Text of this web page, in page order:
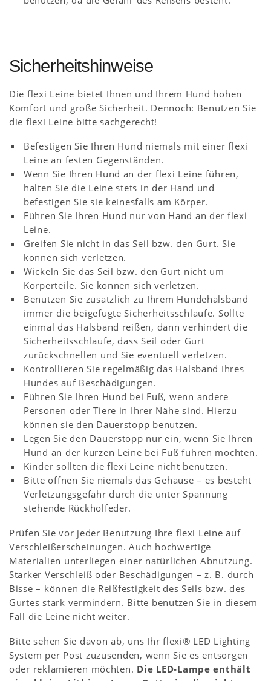
Sicherheitshinweise
Die flexi Leine bietet Ihnen und Ihrem Hund hohen
Komfort und große Sicherheit. Dennoch: Benutzen Sie
die flexi Leine bitte sachgerecht!
Befestigen Sie Ihren Hund niemals mit einer flexi
Leine an festen Gegenständen.
Wenn Sie Ihren Hund an der flexi Leine führen,
halten Sie die Leine stets in der Hand und
befestigen Sie sie keinesfalls am Körper.
Führen Sie Ihren Hund nur von Hand an der flexi
Leine.
Greifen Sie nicht in das Seil bzw. den Gurt. Sie
können sich verletzen.
Wickeln Sie das Seil bzw. den Gurt nicht um
Körperteile. Sie können sich verletzen.
Benutzen Sie zusätzlich zu Ihrem Hundehalsband
immer die beigefügte Sicherheitsschlaufe. Sollte
einmal das Halsband reißen, dann verhindert die
Sicherheitsschlaufe, dass Seil oder Gurt
zurückschnellen und Sie eventuell verletzen.
Kontrollieren Sie regelmäßig das Halsband Ihres
Hundes auf Beschädigungen.
Führen Sie Ihren Hund bei Fuß, wenn andere
Personen oder Tiere in Ihrer Nähe sind. Hierzu
können sie den Dauerstopp benutzen.
Legen Sie den Dauerstopp nur ein, wenn Sie Ihren
Hund an der kurzen Leine bei Fuß führen möchten.
Kinder sollten die flexi Leine nicht benutzen.
Bitte öffnen Sie niemals das Gehäuse – es besteht
Verletzungsgefahr durch die unter Spannung
stehende Rückholfeder.
Prüfen Sie vor jeder Benutzung Ihre flexi Leine auf
Verschleißerscheinungen. Auch hochwertige
Materialien unterliegen einer natürlichen Abnutzung.
Starker Verschleiß oder Beschädigungen – z. B. durch
Bisse – können die Reißfestigkeit des Seils bzw. des
Gurtes stark vermindern. Bitte benutzen Sie in diesem
Fall die Leine nicht weiter.
Bitte sehen Sie davon ab, uns Ihr flexi® LED Lighting
System per Post zuzusenden, wenn Sie es entsorgen
oder reklamieren möchten. Die LED-Lampe enthält